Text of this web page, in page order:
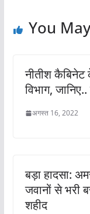
You
नीतीश कैबिनेट
विभाग,
अगस्त 16, 2022
बड़ा हादसा:
जवानों से भरी
शहीद